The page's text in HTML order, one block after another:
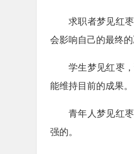
求职者梦见红
会影响自己的最终
学生梦见红枣
能维持目前的成果。
青年人梦见红
强的。